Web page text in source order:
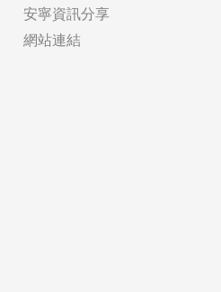
安寧資訊分享
網站連結